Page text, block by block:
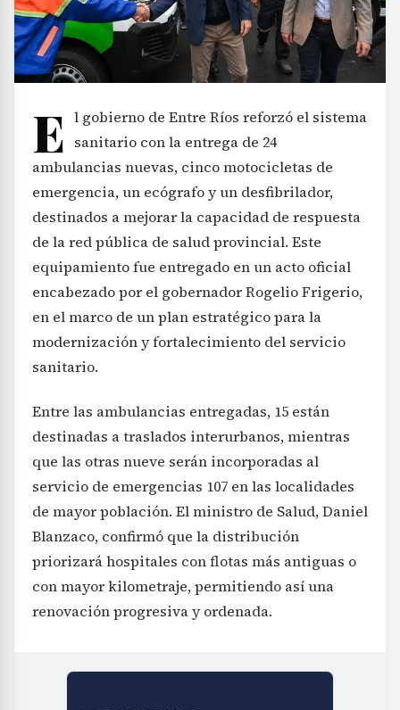
E l gobierno de Entre Ríos reforzó el sistema
sanitario con la entrega de 24
ambulancias nuevas, cinco motocicletas de
emergencia, un ecógrafo y un desfibrilador,
destinados a mejorar la capacidad de respuesta
de la red pública de salud provincial. Este
equipamiento fue entregado en un acto oficial
encabezado por el gobernador Rogelio Frigerio,
en el marco de un plan estratégico para la
modernización y fortalecimiento del servicio
sanitario.
Entre las ambulancias entregadas, 15 están
destinadas a traslados interurbanos, mientras
que las otras nueve serán incorporadas al
servicio de emergencias 107 en las localidades
de mayor población. El ministro de Salud, Daniel
Blanzaco, confirmó que la distribución
priorizará hospitales con flotas más antiguas o
con mayor kilometraje, permitiendo así una
renovación progresiva y ordenada.